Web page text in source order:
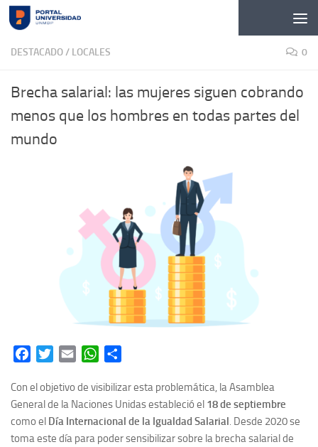
Skip to content
DESTACADO/ LOCALES 0
Brecha salarial: las mujeres siguen cobrando
menos que los hombres en todas partes del
mundo
FacebookTwitterEmail WhatsApp
Con el objetivo de visibilizar esta problemática, la Asamblea
General de la Naciones Unidas estableció el 18 de septiembre
como el Día Internacional de la Igualdad Salarial. Desde 2020 se
toma este día para poder sensibilizar sobre la brecha salarial de